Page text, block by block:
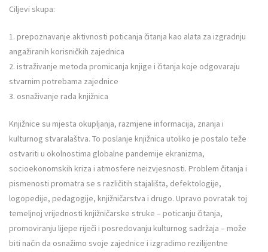
Ciljevi skupa:
1. prepoznavanje aktivnosti poticanja čitanja kao alata za izgradnju
angažiranih korisničkih zajednica
2. istraživanje metoda promicanja knjige i čitanja koje odgovaraju
stvarnim potrebama zajednice
3. osnaživanje rada knjižnica
Knjižnice su mjesta okupljanja, razmjene informacija, znanja i
kulturnog stvaralaštva. To poslanje knjižnica utoliko je postalo teže
ostvariti u okolnostima globalne pandemije ekranizma,
socioekonomskih kriza i atmosfere neizvjesnosti. Problem čitanja i
pismenosti promatra se s različitih stajališta, defektologije,
logopedije, pedagogije, knjižničarstva i drugo. Upravo povratak toj
temeljnoj vrijednosti knjižničarske struke – poticanju čitanja,
promoviranju lijepe riječi i posredovanju kulturnog sadržaja – može
biti način da osnažimo svoje zajednice i izgradimo rezilijentne